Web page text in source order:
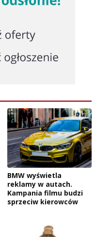
BMW wyświetla
reklamy w autach.
Kampania filmu budzi
sprzeciw kierowców